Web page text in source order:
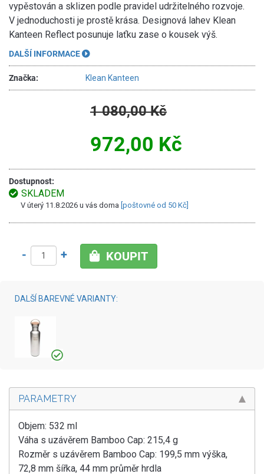
vypěstován a sklizen podle pravidel udržitelného rozvoje.
V jednoduchosti je prostě krása. Designová lahev Klean
Kanteen Reflect posunuje laťku zase o kousek výš.
DALŠÍ INFORMACE
Značka: Klean Kanteen
1 080,00 Kč
972,00 Kč
Dostupnost:
SKLADEM
V úterý 11.8.2026 u vás doma [poštovné od 50 Kč]
- + KOUPIT
DALŠÍ BAREVNÉ VARIANTY:
PARAMETRY
Objem: 532 ml
Váha s uzávěrem Bamboo Cap: 215,4 g
Rozměr s uzávěrem Bamboo Cap: 199,5 mm výška,
72,8 mm šířka, 44 mm průměr hrdla